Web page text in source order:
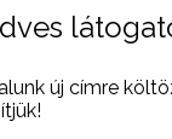
új címre